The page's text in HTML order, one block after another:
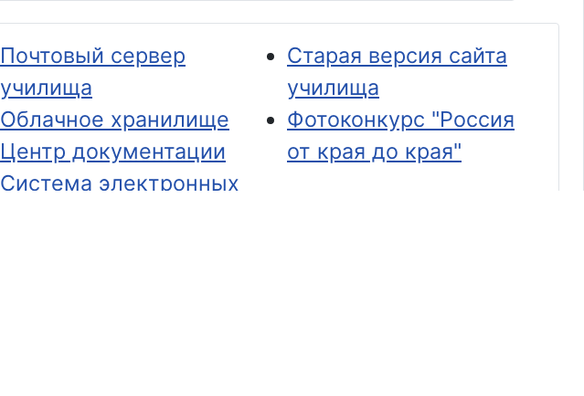
Почтовый сервер
училища
Облачное хранилище
Центр документации
Система электронных
Старая версия сайта
училища
Фотоконкурс "Россия
от края до края"